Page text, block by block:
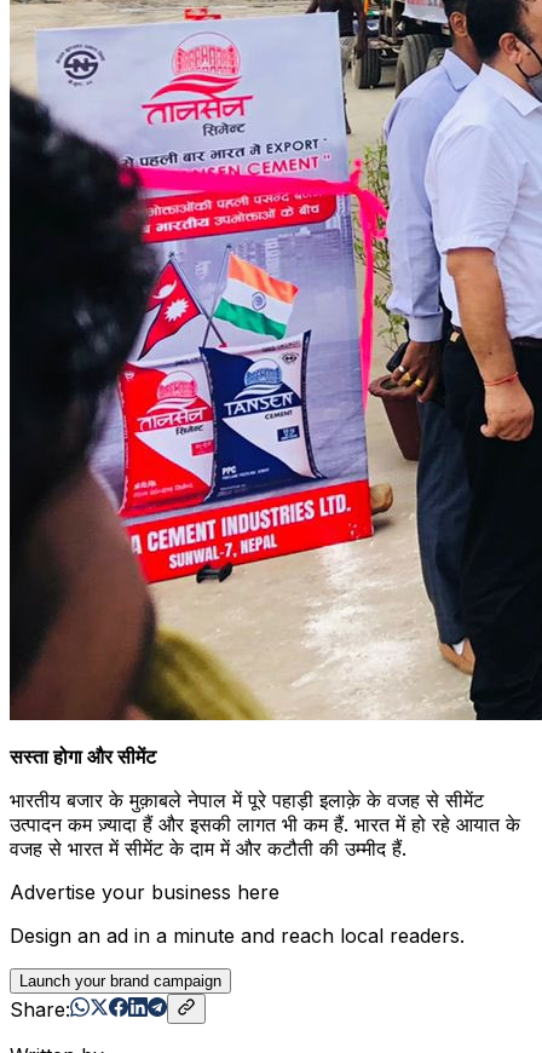
सस्ता होगा और सीमेंट
भारतीय बजार के मुक़ाबले नेपाल में पूरे पहाड़ी इलाक़े के वजह से सीमेंट
उत्पादन कम ज़्यादा हैं और इसकी लागत भी कम हैं. भारत में हो रहे आयात के
वजह से भारत में सीमेंट के दाम में और कटौती की उम्मीद हैं.
Advertise your business here
Design an ad in a minute and reach local readers.
Launch your brand campaign
Share: